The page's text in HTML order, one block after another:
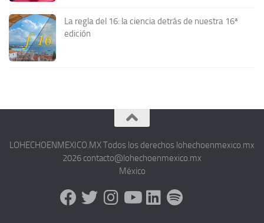
La regla del 16: la ciencia detrás de nuestra 16ª
edición
LOHECHOENMEXICO.MX Todos los derechos lohechoenmexico.mx
2026 contacto@lohechoenmexico.mx
México